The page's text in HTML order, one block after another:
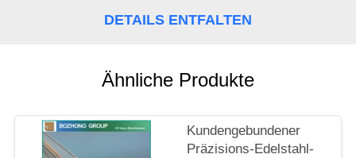
PRIVACY
POLICY
DETAILS ENTFALTEN
Ähnliche Produkte
Kundengebundener
Präzisions-Edelstahl-